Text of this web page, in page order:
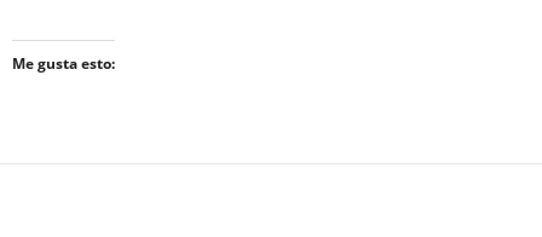
Me gusta esto: